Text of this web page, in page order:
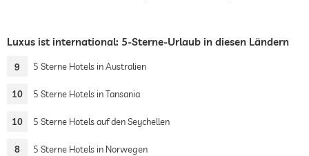
Luxus ist international: 5-Sterne-Urlaub in diesen Ländern
9 5 Sterne Hotels in Australien
10 5 Sterne Hotels in Tansania
10 5 Sterne Hotels auf den Seychellen
8 5 Sterne Hotels in Norwegen